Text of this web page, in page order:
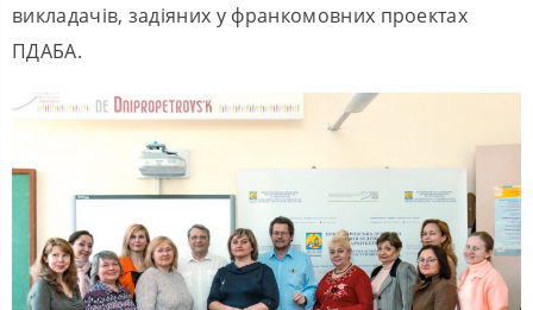
викладачів, задіяних у франкомовних проектах
ПДАБА.